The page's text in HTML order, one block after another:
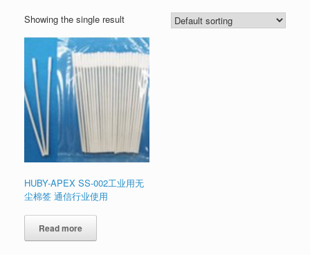
Showing the single result
HUBY-APEX SS-002工业用无
尘棉签 通信行业使用
Read more